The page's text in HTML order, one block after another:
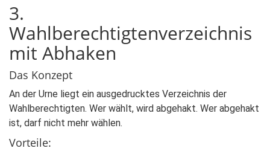
3.
Wahlberechtigtenverzeichnis
mit Abhaken
Das Konzept
An der Urne liegt ein ausgedrucktes Verzeichnis der
Wahlberechtigten. Wer wählt, wird abgehakt. Wer abgehakt
ist, darf nicht mehr wählen.
Vorteile: